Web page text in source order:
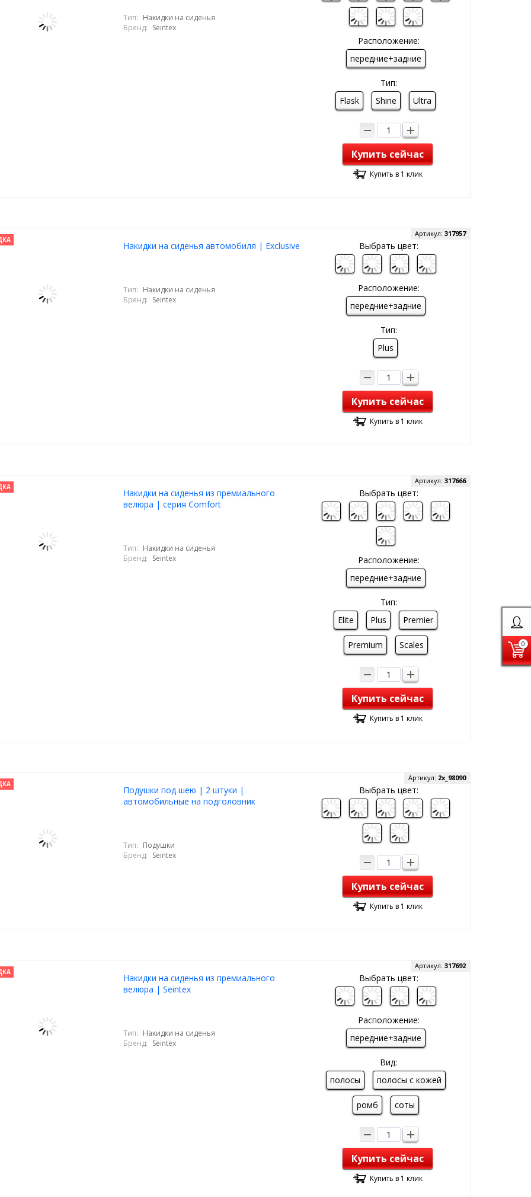
0
Тип: Накидки на сиденья
Бренд: Seintex
Расположение:
передние+задние
Тип:
Flask
Shine Ultra
Купить сейчас
Купить в 1 клик
Накидки на сиденья автомобиля | Exclusive
Артикул: 317957
Тип: Накидки на сиденья
Бренд: Seintex
Выбрать цвет:
Расположение:
передние+задние
Тип:
Plus
Купить сейчас
Купить в 1 клик
Накидки на сиденья из премиального
велюра | серия Comfort
Артикул: 317666
Тип: Накидки на сиденья
Бренд: Seintex
Выбрать цвет:
Расположение:
передние+задние
Тип:
Elite
Plus Premier
Premium Scales
Купить сейчас
Купить в 1 клик
Подушки под шею | 2 штуки |
автомобильные на подголовник
Артикул: 2x_98090
Тип: Подушки
Бренд: Seintex
Выбрать цвет:
Купить сейчас
Купить в 1 клик
Накидки на сиденья из премиального
велюра | Seintex
Артикул: 317692
Тип: Накидки на сиденья
Бренд: Seintex
Выбрать цвет:
Расположение:
передние+задние
Вид:
полосы
полосы с кожей
ромб соты
Купить сейчас
Купить в 1 клик